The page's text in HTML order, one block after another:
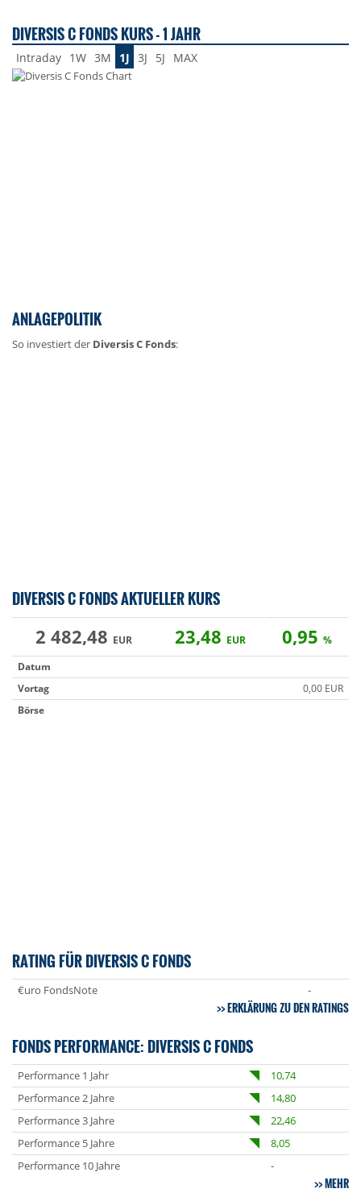
DIVERSIS C FONDS KURS - 1 JAHR
Intraday 1W 3M 1J 3J 5J MAX
ANLAGEPOLITIK
So investiert der Diversis C Fonds:
DIVERSIS C FONDS AKTUELLER KURS
2 482,48 EUR 23,48 EUR 0,95 %
Datum
Vortag
0,00 EUR
Börse
RATING FÜR DIVERSIS C FONDS
€uro FondsNote -
ERKLÄRUNG ZU DEN RATINGS
FONDS PERFORMANCE: DIVERSIS C FONDS
Performance 1 Jahr
10,74
Performance 2 Jahre
14,80
Performance 3 Jahre
22,46
Performance 5 Jahre
8,05
Performance 10 Jahre
-
MEHR